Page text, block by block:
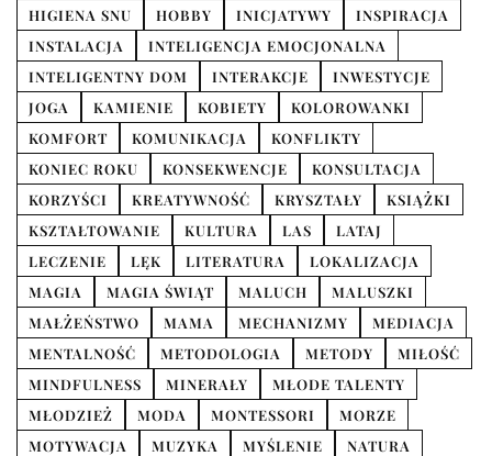
HIGIENA SNU
HOBBY INICJATYWY
INSPIRACJA
INSTALACJA
INTELIGENCJA EMOCJONALNA
INTELIGENTNY DOM
INTERAKCJE
INWESTYCJE
JOGA
KAMIENIE KOBIETY
KOLOROWANKI
KOMFORT
KOMUNIKACJA
KONFLIKTY
KONIEC ROKU
KONSEKWENCJE
KONSULTACJA
KORZYŚCI
KREATYWNOŚĆ KRYSZTAŁY
KSIĄŻKI
KSZTAŁTOWANIE
KULTURA LAS
LATAJ
LECZENIE
LĘK LITERATURA
LOKALIZACJA
MAGIA
MAGIA ŚWIĄT MALUCH
MALUSZKI
MAŁŻEŃSTWO
MAMA MECHANIZMY
MEDIACJA
MENTALNOŚĆ
METODOLOGIA METODY
MIŁOŚĆ
MINDFULNESS
MINERAŁY
MŁODE TALENTY
MŁODZIEŻ
MODA MONTESSORI
MORZE
MOTYWACJA
MUZYKA MYŚLENIE
NATURA